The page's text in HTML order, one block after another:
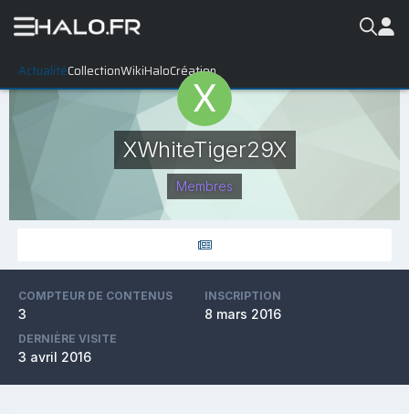
ActualitéCollectionWikiHaloCréation
XWhiteTiger29X
Membres
COMPTEUR DE CONTENUS
3
INSCRIPTION
8 mars 2016
DERNIÈRE VISITE
3 avril 2016